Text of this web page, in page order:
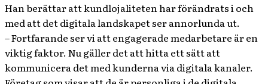
Han berättar att kundlojaliteten har förändrats i och
med att det digitala landskapet ser annorlunda ut.
– Fortfarande ser vi att engagerade medarbetare är en
viktig faktor. Nu gäller det att hitta ett sätt att
kommunicera det med kunderna via digitala kanaler.